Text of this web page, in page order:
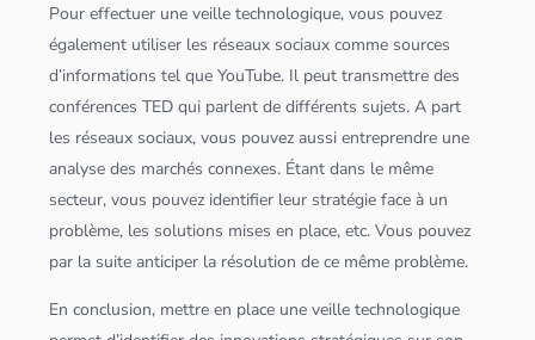
Pour effectuer une veille technologique, vous pouvez
également utiliser les réseaux sociaux comme sources
d’informations tel que YouTube. Il peut transmettre des
conférences TED qui parlent de différents sujets. A part
les réseaux sociaux, vous pouvez aussi entreprendre une
analyse des marchés connexes. Étant dans le même
secteur, vous pouvez identifier leur stratégie face à un
problème, les solutions mises en place, etc. Vous pouvez
par la suite anticiper la résolution de ce même problème.
En conclusion, mettre en place une veille technologique